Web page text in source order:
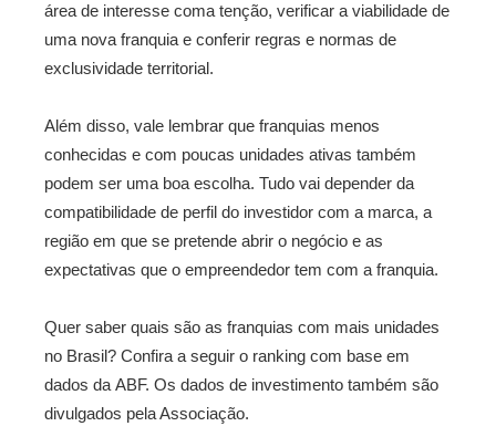
área de interesse coma tenção, verificar a viabilidade de
uma nova franquia e conferir regras e normas de
exclusividade territorial.
Além disso, vale lembrar que franquias menos
conhecidas e com poucas unidades ativas também
podem ser uma boa escolha. Tudo vai depender da
compatibilidade de perfil do investidor com a marca, a
região em que se pretende abrir o negócio e as
expectativas que o empreendedor tem com a franquia.
Quer saber quais são as franquias com mais unidades
no Brasil? Confira a seguir o ranking com base em
dados da ABF. Os dados de investimento também são
divulgados pela Associação.